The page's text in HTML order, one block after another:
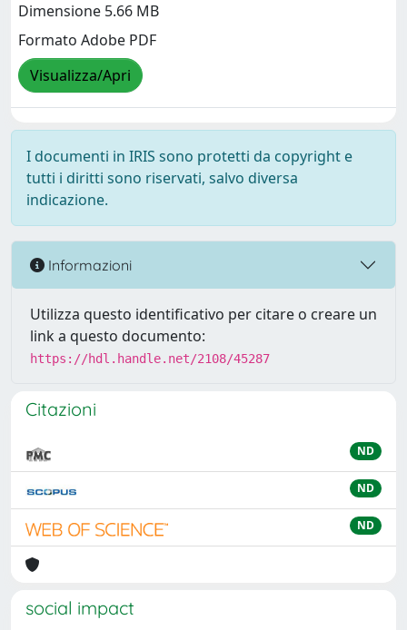
Dimensione 5.66 MB
Formato Adobe PDF
Visualizza/Apri
I documenti in IRIS sono protetti da copyright e
tutti i diritti sono riservati, salvo diversa
indicazione.
Informazioni
Utilizza questo identificativo per citare o creare un
link a questo documento:
https://hdl.handle.net/2108/45287
Citazioni
ND
ND
ND
social impact